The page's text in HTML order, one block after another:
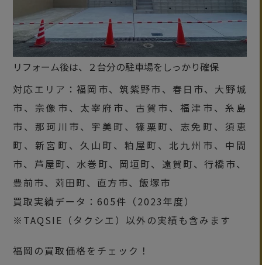
リフォーム後は、２台分の駐車場をしっかり確保
対応エリア：福岡市、筑紫野市、春日市、大野城
市、宗像市、太宰府市、古賀市、福津市、糸島
市、那珂川市、宇美町、篠栗町、志免町、須恵
町、新宮町、久山町、粕屋町、北九州市、中間
市、芦屋町、水巻町、岡垣町、遠賀町、行橋市、
豊前市、苅田町、直方市、飯塚市
買取実績データ：605件（2023年度）
※TAQSIE（タクシエ）以外の実績も含みます
福岡の買取価格をチェック！